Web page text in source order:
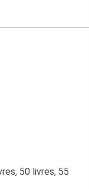
50 livres, 55